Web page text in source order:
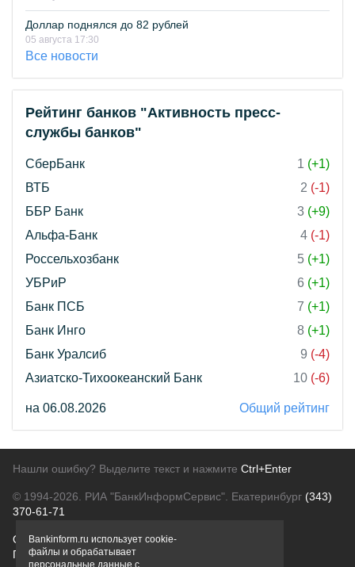
Доллар поднялся до 82 рублей
05 августа 17:30
Все новости
Рейтинг банков "Активность пресс-
службы банков"
СберБанк 1 (+1)
ВТБ
2 (-1)
ББР Банк
3 (+9)
Альфа-Банк
4 (-1)
Россельхозбанк
5 (+1)
УБРиР
6 (+1)
Банк ПСБ
7 (+1)
Банк Инго
8 (+1)
Банк Уралсиб
9 (-4)
Азиатско-Тихоокеанский Банк
10 (-6)
на 06.08.2026 Общий рейтинг
Нашли ошибку? Выделите текст и нажмите Ctrl+Enter
© 1994-2026. РИА "БанкИнформСервис". Екатеринбург (343)
370-61-71
О проектеПолитика конфиденциальности
Правовая информацияДля рекламодателей
Bankinform.ru использует cookie-
файлы и обрабатывает
персональные данные с